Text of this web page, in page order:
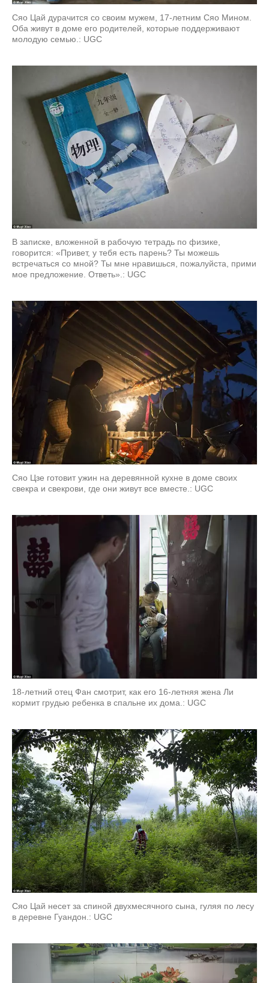
Сяо Цай дурачится со своим мужем, 17-летним Сяо Мином.
Оба живут в доме его родителей, которые поддерживают
молодую семью.: UGC
В записке, вложенной в рабочую тетрадь по физике,
говорится: «Привет, у тебя есть парень? Ты можешь
встречаться со мной? Ты мне нравишься, пожалуйста, прими
мое предложение. Ответь».: UGC
Сяо Цзе готовит ужин на деревянной кухне в доме своих
свекра и свекрови, где они живут все вместе.: UGC
18-летний отец Фан смотрит, как его 16-летняя жена Ли
кормит грудью ребенка в спальне их дома.: UGC
Сяо Цай несет за спиной двухмесячного сына, гуляя по лесу
в деревне Гуандон.: UGC